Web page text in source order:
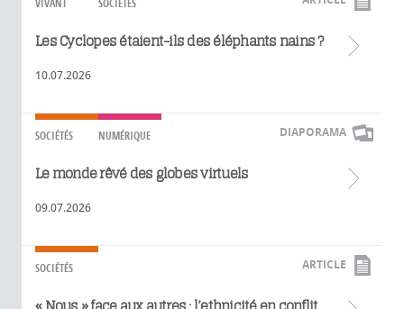
Les Cyclopes étaient-ils des éléphants nains ?
10.07.2026
SOCIÉTÉS NUMÉRIQUE DIAPORAMA
Le monde rêvé des globes virtuels
09.07.2026
SOCIÉTÉS ARTICLE
« Nous » face aux autres : l’ethnicité en conflit